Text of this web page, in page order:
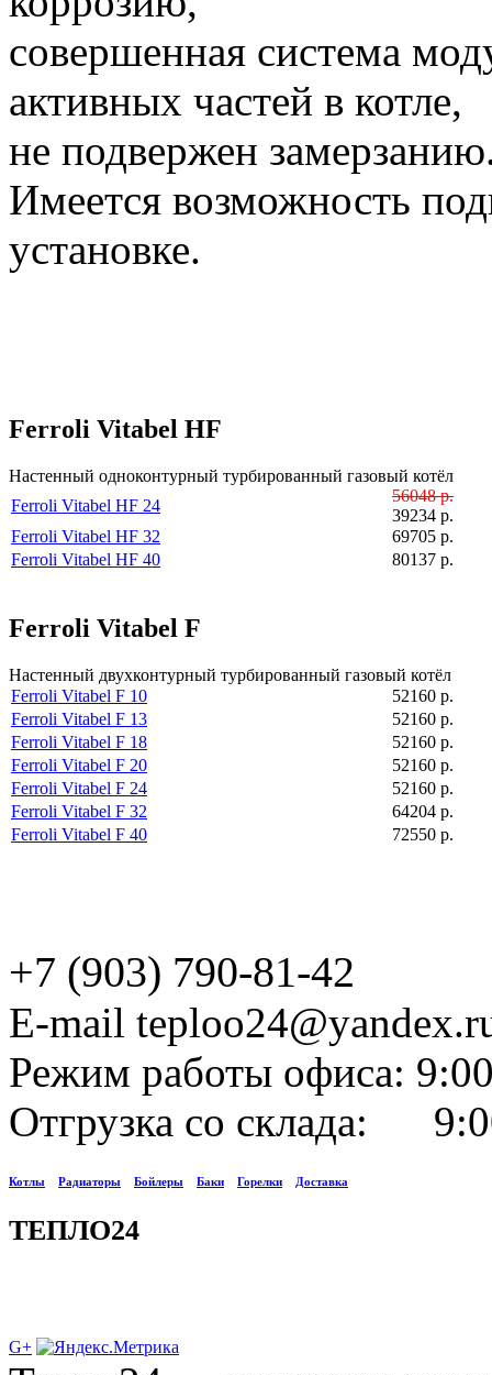
совершенная система
активных частей в котле,
не подвержен
Имеется возможность
установке.
Ferroli Vitabel HF
Настенный одноконтурный турбированный газовый котёл
Ferroli Vitabel HF 24
56048 р.
39234 р.
Ferroli Vitabel HF 32
69705 р.
Ferroli Vitabel HF 40
80137 р.
Ferroli Vitabel F
Настенный двухконтурный турбированный газовый котёл
Ferroli Vitabel F 10
52160 р.
Ferroli Vitabel F 13
52160 р.
Ferroli Vitabel F 18
52160 р.
Ferroli Vitabel F 20
52160 р.
Ferroli Vitabel F 24
52160 р.
Ferroli Vitabel F 32
64204 р.
Ferroli Vitabel F 40
72550 р.
+7 (903) 790-81-42
E-mail
Режим работы офиса:
Отгрузка со склада:
Котлы Радиаторы Бойлеры Баки Горелки Доставка
ТЕПЛО24
G+